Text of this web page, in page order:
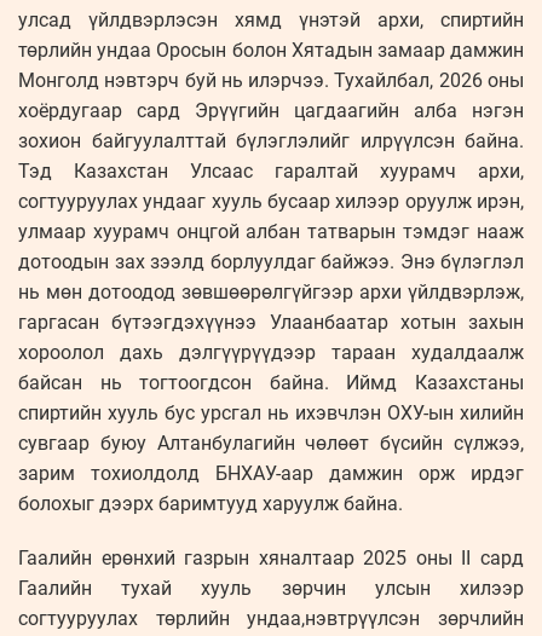
улсад үйлдвэрлэсэн хямд үнэтэй архи, спиртийн
төрлийн ундаа Оросын болон Хятадын замаар дамжин
Монголд нэвтэрч буй нь илэрчээ. Тухайлбал, 2026 оны
хоёрдугаар сард Эрүүгийн цагдаагийн алба нэгэн
зохион байгуулалттай бүлэглэлийг илрүүлсэн байна.
Тэд Казахстан Улсаас гаралтай хуурамч архи,
согтууруулах ундааг хууль бусаар хилээр оруулж ирэн,
улмаар хуурамч онцгой албан татварын тэмдэг нааж
дотоодын зах зээлд борлуулдаг байжээ. Энэ бүлэглэл
нь мөн дотоодод зөвшөөрөлгүйгээр архи үйлдвэрлэж,
гаргасан бүтээгдэхүүнээ Улаанбаатар хотын захын
хороолол дахь дэлгүүрүүдээр тараан худалдаалж
байсан нь тогтоогдсон байна. Иймд Казахстаны
спиртийн хууль бус урсгал нь ихэвчлэн ОХУ-ын хилийн
сувгаар буюу Алтанбулагийн чөлөөт бүсийн сүлжээ,
зарим тохиолдолд БНХАУ-аар дамжин орж ирдэг
болохыг дээрх баримтууд харуулж байна.
Гаалийн ерөнхий газрын хяналтаар 2025 оны II сард
Гаалийн тухай хууль зөрчин улсын хилээр
согтууруулах төрлийн ундаа,нэвтрүүлсэн зөрчлийн